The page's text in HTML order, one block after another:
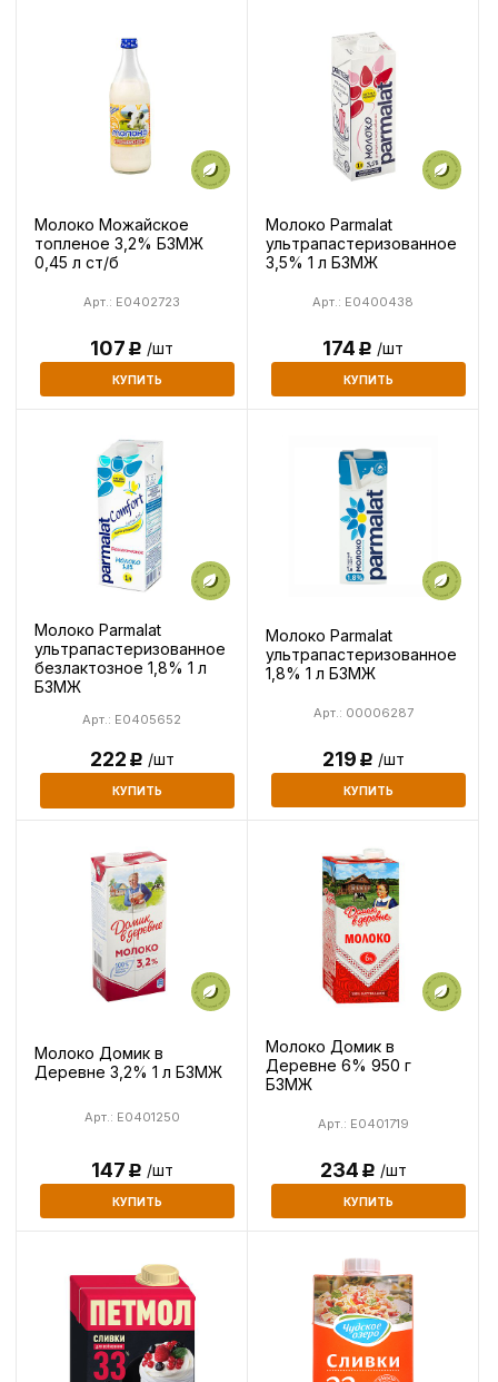
Молоко Можайское
топленое 3,2% БЗМЖ
0,45 л ст/б
Арт.: E0402723
107Р /шт
КУПИТЬ
Молоко Parmalat
ультрапастеризованное
3,5% 1 л БЗМЖ
Арт.: E0400438
174Р /шт
КУПИТЬ
Молоко Parmalat
ультрапастеризованное
безлактозное 1,8% 1 л
БЗМЖ
Арт.: E0405652
222Р /шт
КУПИТЬ
Молоко Parmalat
ультрапастеризованное
1,8% 1 л БЗМЖ
Арт.: 00006287
219Р /шт
КУПИТЬ
Молоко Домик в
Деревне 3,2% 1 л БЗМЖ
Арт.: E0401250
147Р /шт
КУПИТЬ
Молоко Домик в
Деревне 6% 950 г
БЗМЖ
Арт.: E0401719
234Р /шт
КУПИТЬ